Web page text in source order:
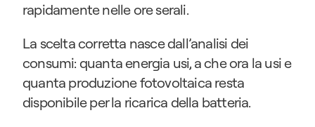
rapidamente nelle ore serali.
La scelta corretta nasce dall’analisi dei
consumi: quanta energia usi, a che ora la usi e
quanta produzione fotovoltaica resta
disponibile per la ricarica della batteria.